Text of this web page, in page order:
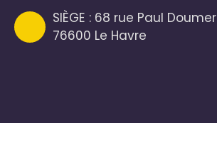
SIÈGE : 68 rue Paul Doumer
76600 Le Havre